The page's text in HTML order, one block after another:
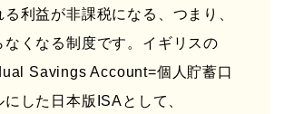
利益が非課税になる、つまり、
なくなる制度です。イギリスの
Savings Account=個人貯蓄口
した日本版ISAとして、